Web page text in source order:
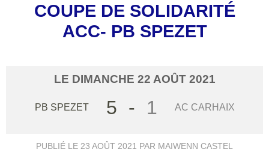
COUPE DE SOLIDARITÉ
ACC- PB SPEZET
LE DIMANCHE 22 AOÛT 2021
PB SPEZET 5 - 1 AC CARHAIX
PUBLIÉ LE 23 AOÛT 2021 PAR MAIWENN CASTEL